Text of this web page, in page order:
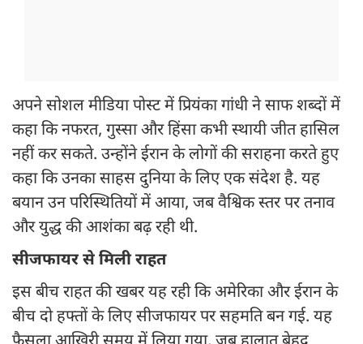
अपने सोशल मीडिया पोस्ट में प्रियंका गांधी ने साफ शब्दों में
कहा कि नफरत, गुस्सा और हिंसा कभी स्थायी जीत हासिल
नहीं कर सकते. उन्होंने ईरान के लोगों की सराहना करते हुए
कहा कि उनका साहस दुनिया के लिए एक संदेश है. यह
बयान उन परिस्थितियों में आया, जब वैश्विक स्तर पर तनाव
और युद्ध की आशंका बढ़ रही थी.
सीजफायर से मिली राहत
इस बीच राहत की खबर यह रही कि अमेरिका और ईरान के
बीच दो हफ्तों के लिए सीजफायर पर सहमति बन गई. यह